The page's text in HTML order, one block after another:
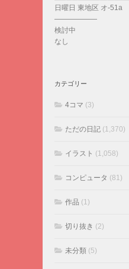
日曜日 東地区 オ-51a
——————
検討中
なし
カテゴリー
4コマ (3)
ただの日記 (1,370)
イラスト (1,058)
コンピュータ (81)
作品 (1)
切り抜き (2)
未分類 (5)